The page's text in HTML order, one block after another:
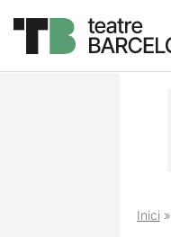
Inici»